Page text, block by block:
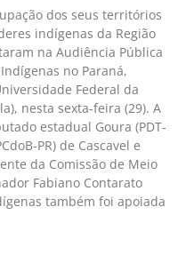
dos seus territórios
indígenas da Região
na Audiência Pública
no Paraná,
Federal da
nesta sexta-feira (29). A
estadual Goura (PDT-
PR) de Cascavel e
da Comissão de Meio
Fabiano Contarato
também foi apoiada